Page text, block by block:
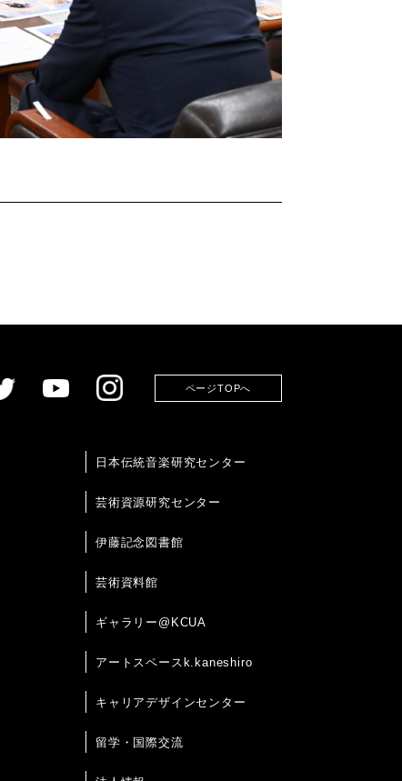
ページTOPへ
日本伝統音楽研究センター
芸術資源研究センター
伊藤記念図書館
芸術資料館
ギャラリー@KCUA
アートスペースk.kaneshiro
キャリアデザインセンター
留学・国際交流